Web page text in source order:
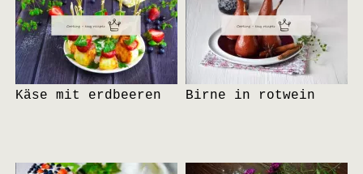
Käse mit erdbeeren Birne in rotwein